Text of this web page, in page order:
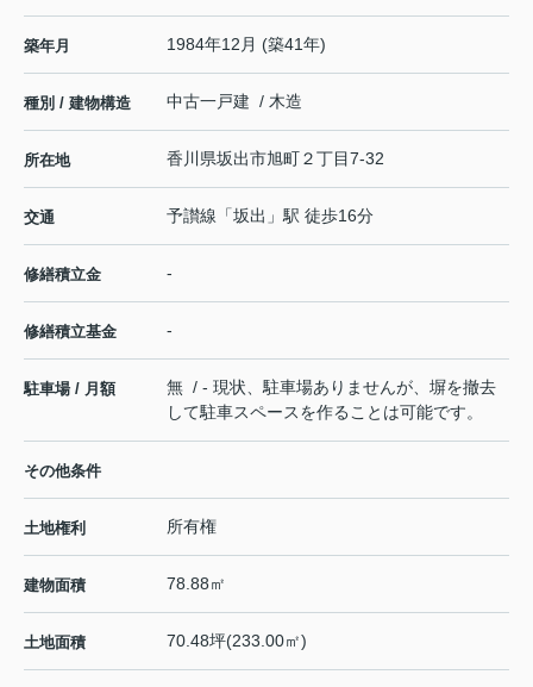
築年月 1984年12月 (築41年)
種別 / 建物構造 中古一戸建 / 木造
所在地 香川県坂出市旭町２丁目7-32
交通 予讃線 「坂出 」駅 徒歩16分
修繕積立金 -
修繕積立基金 -
駐車場 / 月額
無 / - 現状、駐車場ありませんが、塀を撤去
して駐車スペースを作ることは可能です。
その他条件
土地権利 所有権
建物面積 78.88㎡
土地面積 70.48坪(233.00㎡)